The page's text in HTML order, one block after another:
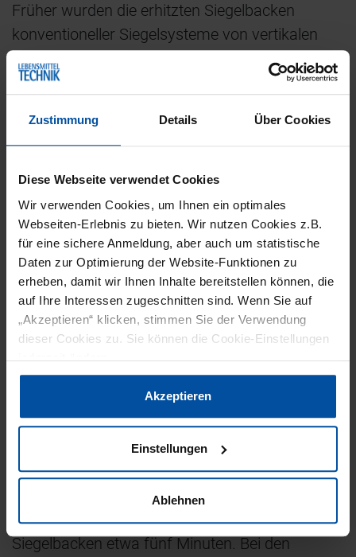
Zustimmung Details Über Cookies
Diese Webseite verwendet Cookies
Wir verwenden Cookies, um Ihnen ein optimales
Webseiten-Erlebnis zu bieten. Wir nutzen Cookies z.B.
für eine sichere Anmeldung, aber auch um statistische
Daten zur Optimierung der Website-Funktionen zu
erheben, damit wir Ihnen Inhalte bereitstellen können, die
auf Ihre Interessen zugeschnitten sind. Wenn Sie auf
„Akzeptieren“ klicken, stimmen Sie der Verwendung
dieser Cookies zu. Sie können die Cookie-Einstellungen
jederzeit ändern.
Datenschutzerklärung|Impressum
Akzeptieren
Einstellungen
Ablehnen
Früher wurden die erhitzten Siegelbacken
konventioneller Siegelsysteme von vertikalen
Verpackungsmaschinen üblicherweise mit
Teflonband geschützt, um ein Verkleben bei der
Vorsichtsmaßnahme wurde das Band am Ende
während des Wechsels nach etwa 40.000
Beuteln Reserve-Siegelbacken zum Einsatz
kamen. Das neue System verfügt über
Metallbänder mit PFAS-freier Beschichtung (also
ohne Polyfluoralkylsubstanzen). Mit diesem
System lassen sich bis zu einer Million Beutel
zuverlässig verschließen, bevor die
Siegelstreifen gewechselt werden müssen.
Neues System steigert Rentabilität der
Die durch das Smart Sealing System
reduzierten Stillstandzeiten und der geringere
Fachkräftebedarf steigern die Rentabilität der
Maschine. Aktuell dauert der Austausch des
Teflonbands bei Verwendung von Reserve-
Siegelbacken etwa fünf Minuten. Bei den